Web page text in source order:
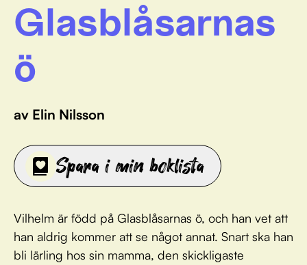
Glasblåsarnas
ö
av Elin Nilsson
Spara i min boklista
Vilhelm är född på Glasblåsarnas ö, och han vet att
han aldrig kommer att se något annat. Snart ska han
bli lärling hos sin mamma, den skickligaste